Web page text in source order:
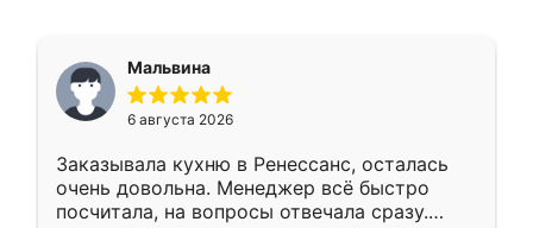
Мальвина
6 августа 2026
Заказывала кухню в Ренессанс, осталась
очень довольна. Менеджер всё быстро
посчитала, на вопросы отвечала сразу.